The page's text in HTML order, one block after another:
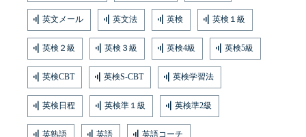
英文メール 英文法 英検 英検１級
英検２級 英検３級 英検4級 英検5級
英検CBT 英検S-CBT 英検学習法
英検日程 英検準１級 英検準2級
英熟語 英語 英語コーチ